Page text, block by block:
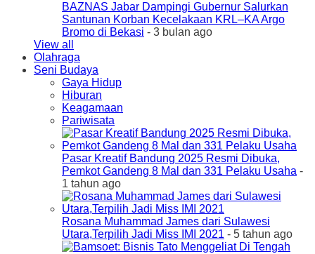
BAZNAS Jabar Dampingi Gubernur Salurkan
Santunan Korban Kecelakaan KRL–KA Argo
Bromo di Bekasi - 3 bulan ago
View all
Olahraga
Seni Budaya
Gaya Hidup
Hiburan
Keagamaan
Pariwisata
Pasar Kreatif Bandung 2025 Resmi Dibuka,
Pemkot Gandeng 8 Mal dan 331 Pelaku Usaha -
1 tahun ago
Rosana Muhammad James dari Sulawesi
Utara,Terpilih Jadi Miss IMI 2021 - 5 tahun ago